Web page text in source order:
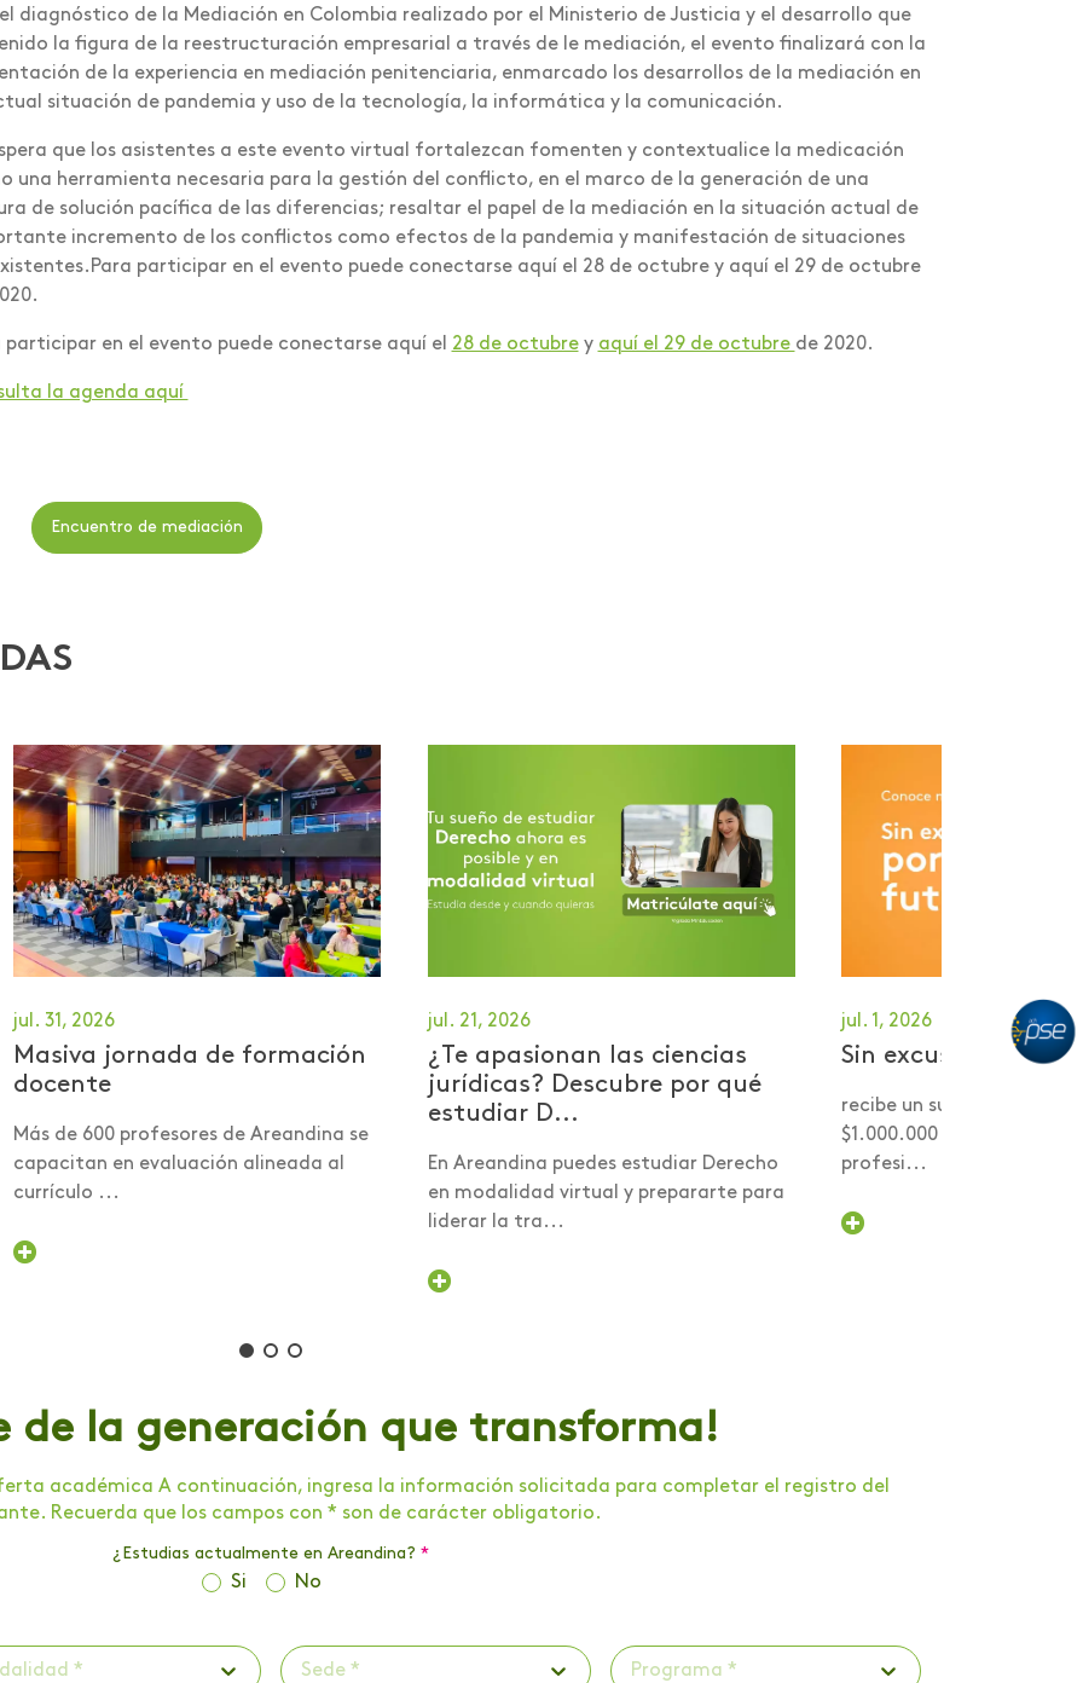
diagnóstico de la Mediación en Colombia realizado por el Ministerio de Justicia y el desarrollo que
la figura de la reestructuración empresarial a través de le mediación, el evento finalizará con la
de la experiencia en mediación penitenciaria, enmarcado los desarrollos de la mediación en
situación de pandemia y uso de la tecnología, la informática y la comunicación.
que los asistentes a este evento virtual fortalezcan fomenten y contextualice la medicación
una herramienta necesaria para la gestión del conflicto, en el marco de la generación de una
de solución pacífica de las diferencias; resaltar el papel de la mediación en la situación actual de
incremento de los conflictos como efectos de la pandemia y manifestación de situaciones
participar en el evento puede conectarse aquí el 28 de octubre y aquí el 29 de octubre
participar en el evento puede conectarse aquí el 28 de octubrey aquí el 29 de octubre de 2020.
la agenda aquí
Encuentro de mediación
jul. 31, 2026
Masiva jornada de formación
docente
Más de 600 profesores de Areandina se
capacitan en evaluación alineada al
currículo ...
jul. 21, 2026
¿Te apasionan las ciencias
jurídicas? Descubre por qué
estudiar D...
En Areandina puedes estudiar Derecho
en modalidad virtual y prepararte para
liderar la tra...
jul. 1, 2026
Sin excusas por tu
recibe un subsidio desde
$1.000.000 para
profesi...
de la generación que transforma!
académica A continuación, ingresa la información solicitada para completar el registro del
Recuerda que los campos con * son de carácter obligatorio.
¿Estudias actualmente en Areandina? *
Si No
* Sede * Programa *